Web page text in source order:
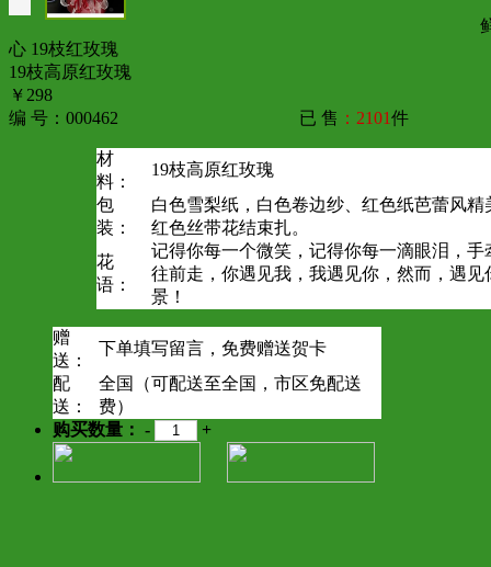
心 19枝红玫瑰
19枝高原红玫瑰
￥298
编 号：000462
已 售 ：2101件
材
料：
19枝高原红玫瑰
包
装：
白色雪梨纸，白色卷边纱、红色纸芭蕾风
红色丝带花结束扎。
花
语：
记得你每一个微笑，记得你每一滴眼泪，手
往前走，你遇见我，我遇见你，然而，遇见
景！
赠
送：
下单填写留言，免费赠送贺卡
配
送：
全国（可配送至全国，市区免配送
费）
购买数量： - +